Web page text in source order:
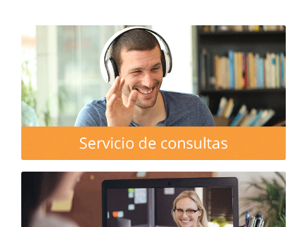
Servicio de consultas personalizadas que te
aseguran una experiencia de aprendizaje
satisfactoria
MÁS INFO
Docentes nativos licenciados especializados, en